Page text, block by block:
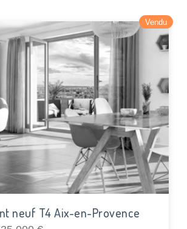
Vendu
neuf T4 Aix-en-Provence